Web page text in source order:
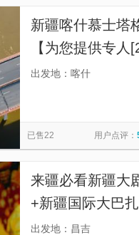
新疆喀什慕士塔
【为您提供专
出发地：喀什
已售22 用户点评：
来疆必看新疆大
+新疆国际大巴
票+取票便利+本
出发地：昌吉